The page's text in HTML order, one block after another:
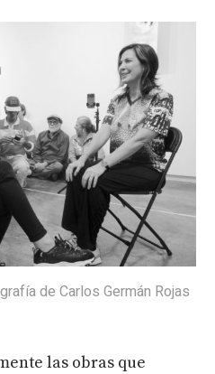
de Carlos Germán Rojas
las obras que